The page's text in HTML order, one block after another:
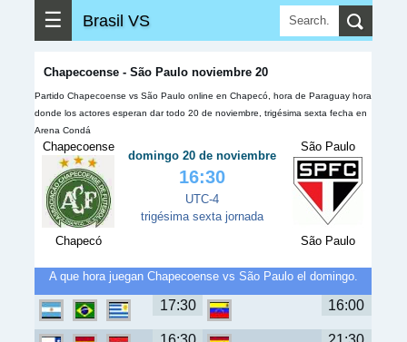
☰ Brasil VS
Chapecoense - São Paulo noviembre 20
Partido Chapecoense vs São Paulo online en Chapecó, hora de Paraguay hora
donde los actores esperan dar todo 20 de noviembre, trigésima sexta fecha en
Arena Condá
Chapecoense
Chapecó
domingo 20 de noviembre
16:30
UTC-4
trigésima sexta jornada
São Paulo
São Paulo
A que hora juegan Chapecoense vs São Paulo el domingo.
17:30 16:00